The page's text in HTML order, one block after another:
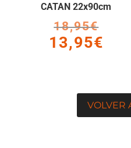
CATAN 22x90cm
18,95€El
precio
13,95€
VOLVER